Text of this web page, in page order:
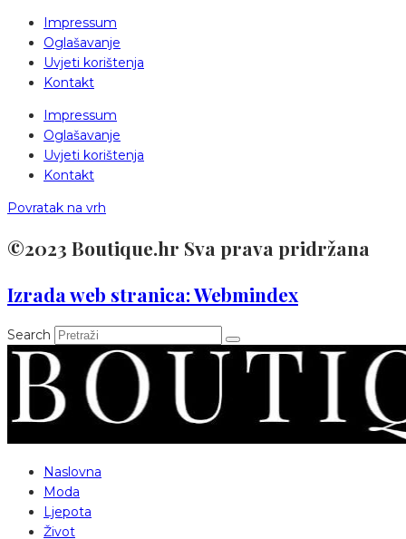
Impressum
Oglašavanje
Uvjeti korištenja
Kontakt
Impressum
Oglašavanje
Uvjeti korištenja
Kontakt
Povratak na vrh
©2023 Boutique.hr Sva prava pridržana
Izrada web stranica: Webmindex
Search
Naslovna
Moda
Ljepota
Život